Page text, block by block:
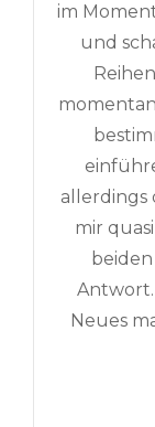
im
und
allerdings
mir
Neues